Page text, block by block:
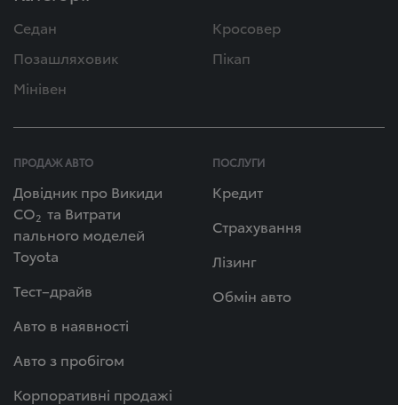
Седан
Кросовер
Позашляховик
Пікап
Мінівен
ПРОДАЖ АВТО
Довідник про Викиди
СО2 та Витрати
пального моделей
Toyota
Тест–драйв
Авто в наявності
Авто з пробігом
Корпоративні продажі
ПОСЛУГИ
Кредит
Страхування
Лізинг
Обмін авто